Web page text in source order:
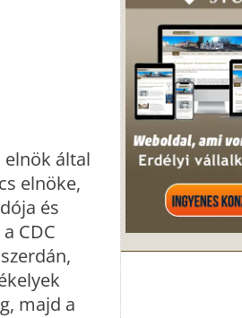
elnök által
elnöke,
és
CDC
majd a